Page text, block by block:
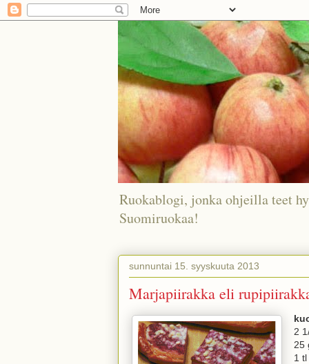
Ruokablogi, jonka ohjeilla teet
Suomiruokaa!
sunnuntai 15. syyskuuta 2013
Marjapiirakka eli
2
25
1